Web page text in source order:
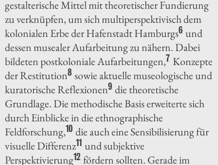
gestalterische Mittel mit theoretischer Fundierung
zu verknüpfen, um sich multiperspektivisch dem
kolonialen Erbe der Hafenstadt Hamburgs6 und
dessen musealer Aufarbeitung zu nähern. Dabei
bildeten postkoloniale Aufarbeitungen,7 Konzepte
der Restitution8 sowie aktuelle museologische und
kuratorische Reflexionen9 die theoretische
Grundlage. Die methodische Basis erweiterte sich
durch Einblicke in die ethnographische
Feldforschung,10 die auch eine Sensibilisierung für
visuelle Differenz11 und subjektive
Perspektivierung12 fördern sollten. Gerade im